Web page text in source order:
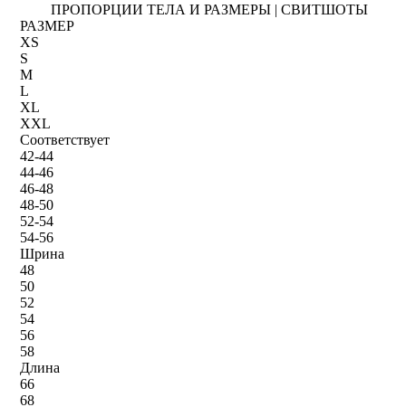
ПРОПОРЦИИ ТЕЛА И РАЗМЕРЫ | СВИТШОТЫ
РАЗМЕР
XS
S
M
L
XL
XXL
Соответствует
42-44
44-46
46-48
48-50
52-54
54-56
Шрина
48
50
52
54
56
58
Длина
66
68